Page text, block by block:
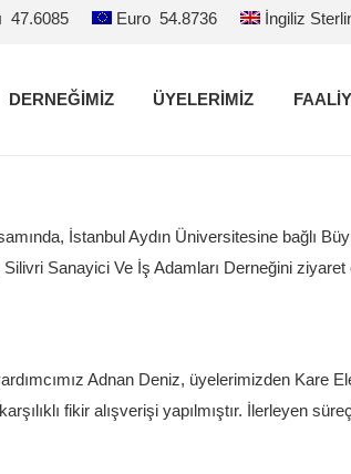
47.6085 Euro 54.8736 İngiliz
DERNEĞİMİZ ÜYELERİMİZ
İstanbul Aydın Üniversitesine bağlı
Sanayici Ve İş Adamları Derneğini
Adnan Deniz, üyelerimizden Kare
fikir alışverişi yapılmıştır. İlerleyen